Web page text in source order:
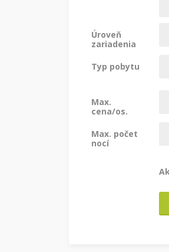
Úroveň
zariadenia
Typ pobytu
Max.
cena/os.
Max. počet
nocí